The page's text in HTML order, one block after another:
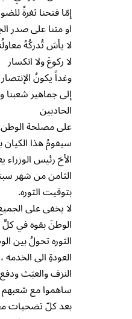
إمّا فتحنا ثغرةً
او متنا على صدر
لا يأسَ تُدركُهُ
لا ركوعَ ولا انكسار
وغداً يكونُ الإنتصار
إلى جماهير شعبنا
الحادبين
على مصلحة
سيقومُ هذا
الأخ رئيس
بتوقيت الثوره.
لا يخفى على
الوطنَ بقوه في كلِّ
الثوره تحولُ بين
العودةِ الى
النزف والعبَث
ساهموا مع شعبهم
بعد كلّ تضحيات